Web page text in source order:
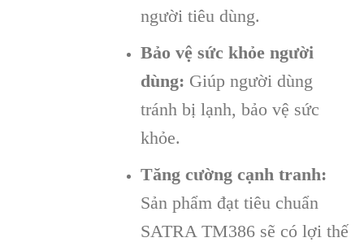
người tiêu dùng.
Bảo vệ sức khỏe người
dùng: Giúp người dùng
tránh bị lạnh, bảo vệ sức
khỏe.
Tăng cường cạnh tranh:
Sản phẩm đạt tiêu chuẩn
SATRA TM386 sẽ có lợi thế